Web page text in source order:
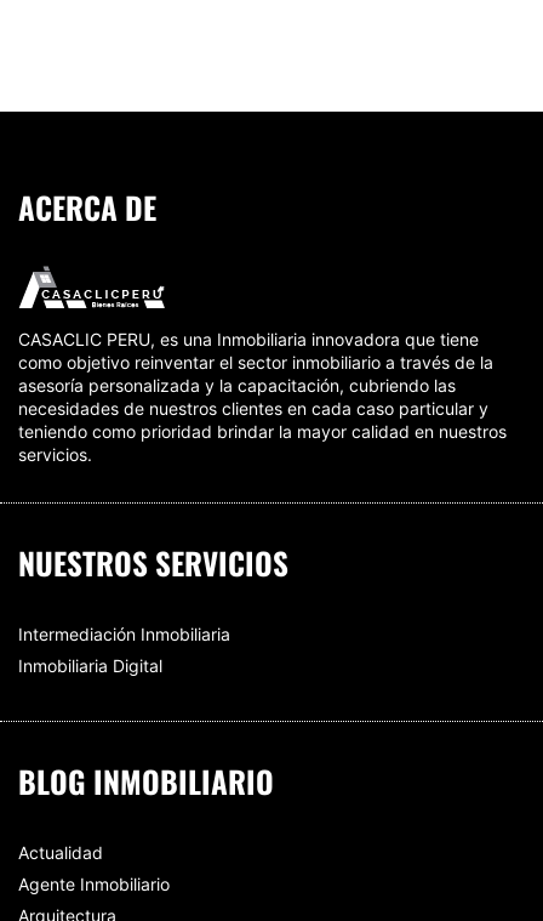
ACERCA DE
CASACLIC PERU, es una Inmobiliaria innovadora que tiene
como objetivo reinventar el sector inmobiliario a través de la
asesoría personalizada y la capacitación, cubriendo las
necesidades de nuestros clientes en cada caso particular y
teniendo como prioridad brindar la mayor calidad en nuestros
servicios.
NUESTROS SERVICIOS
Intermediación Inmobiliaria
Inmobiliaria Digital
BLOG INMOBILIARIO
Actualidad
Agente Inmobiliario
Arquitectura